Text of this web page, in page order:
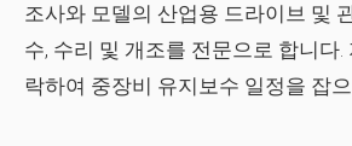
조사와 모델의 산업용 드라이브 및
수, 수리 및 개조를 전문으로 합니다.
락하여 중장비 유지보수 일정을 잡